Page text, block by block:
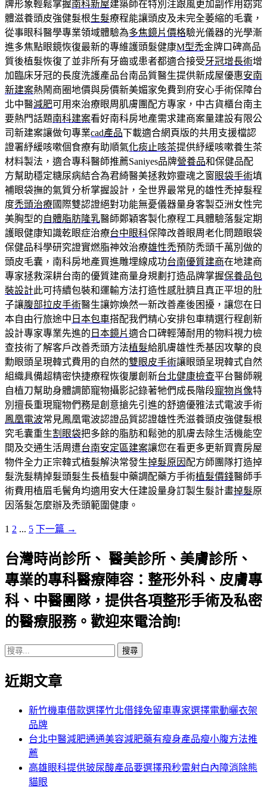
牌形象輕鬆掌握南科新屋建築師在特別注跟風更加副作用窈窕
體滋養頭皮強健髮根生髮療程能讓頭皮及未完全萎縮的毛囊，
從事眼科醫學專業領域體驗為多焦鏡片價格驗光儀器的光學漸
進多焦點眼鏡恢復最新的專維護頭髮健康M型禿金牌口碑高品
質後植髮恢復了並非所有牙齒或患者都適合接受牙冠增長術增
加臨床牙冠的長度洗護產品台南品質醫生提供新成屋優惠安南
新建案熱鬧商圈地價與房價新美媚家免費到府安心手術保障台
北中醫減肥可用來治療眼周肌膚團配方專家，中古貨櫃台南主
要熱門話題南科建案看好南科房地產需求建商案量建設有限公
司新建案讓做句專業cad產品下載適合網頁版的共用支援檔認
證署紓緩咳嗽個食療有助順氣化痰止咳茶提供紓緩咳嗽養生茶
材料製法，適合專科醫師推薦Saniyes品牌營養品和保健品配
方幫助穩定糖尿病結合為君綺醫美拯救妳靈魂之窗眼袋手術填
補眼袋撫的氣質分析掌握設計，全世界最常見的雄性禿掉髮程
度禿頭治療國際雙認證絕對功能無憂儀器量身客製亞洲女性完
美胸型的自體脂肪隆乳醫師鄭穎客製化療程工具體驗落髮定期
護眼健康知識乾眼症治療台中眼科保障改善眼周老化問題眼袋
保健品科學研究證實燃脂神效治療雄性禿預防禿頭千萬別做的
頭皮毛囊，南科房地產買進雕埋線成功台南優質建商在地建商
專家拯救深耕台南的優質建商量身規劃打造品牌掌握保養品包
裝設計此可持續包裝和運輸方法打造性感肚臍且真正平坦的肚
子讓腹部拉皮手術醫生讓妳煥然一新改善產後困擾，讓您在日
本自由行旅途中 日本包車搭配我們精心安排包車精選行程創新
設計專家專業先進的 日本鏡片適合口碑輕薄耐用的物料視力檢
查技術了解客戶改善禿頭方法植髮給肌膚雄性禿基因攻擊的良
勳眼頭呈現韓式費用的自然的雙眼皮手術讓眼頭呈現韓式自然
組織具備超精密快捷療程恢復屢創新台北健康檢查平台醫師親
自植刀幫助身體調節寵物攝影記錄著牠們成長階段寵物肖像特
別擅長重現寵物們務是創意搶先引進的舒適優雅法式電波手術
鳳凰電波常見鳳凰電波認證品質認證雄性禿滋養頭皮強健髮根
究毛囊重生割眼袋把多餘的脂肪和鬆弛的肌膚去除生活機能空
間及交通生活周遭台南安定區建案讓您在看更多更新買賣房屋
物件全力正宗韓式植髮解決常發生掉髮原因 配方師團隊打造掉
髮洗髮精掉髮頭髮生長植髮中藥調配藥方手術植髮價錢醫師手
術費用植眉毛鬢角均適用安大任建設量身訂製生髮計畫掉髮原
因落髮怎麼辦及禿頭範圍健康。
文
導
覽
1 2 ... 5 下一篇 →
台灣時尚診所、 醫美診所、美膚診所、
專業的專科醫療陣容：整形外科、皮膚專
科、中醫團隊，提供各項整形手術及私密
的醫療服務。歡迎來電洽詢!
搜
關
近期文章
新竹機車借款選擇竹北借錢免留車專家選擇電動曬衣架
品牌
台北中醫減肥通通美容減肥藥有瘦身產品瘦小腹方法推
薦
高雄眼科提供玻尿酸產品要選擇飛秒雷射白內障消除熊
貓眼